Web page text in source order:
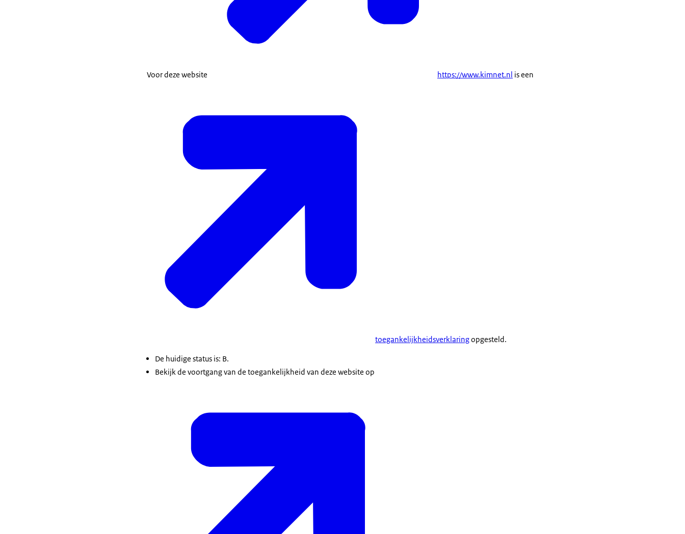
Voor deze website https://www.kimnet.nl is een
toegankelijkheidsverklaringopgesteld.
De huidige status is: B.
Bekijk de voortgang van de toegankelijkheid van deze website op